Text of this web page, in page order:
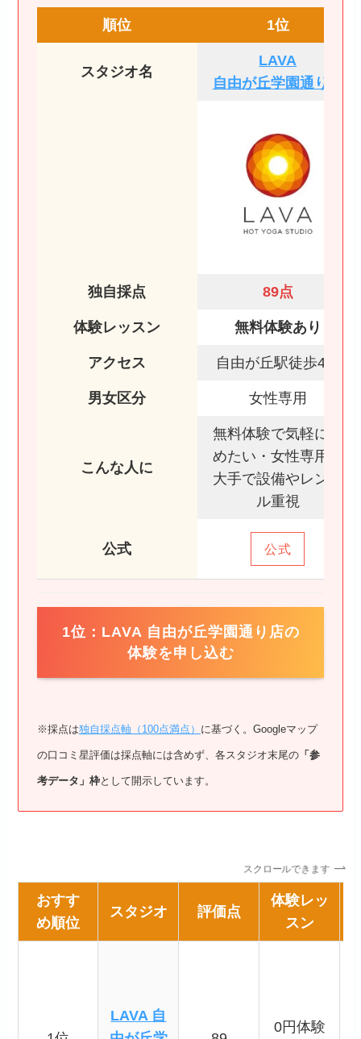
順位 1位
スタジオ名
LAVA
自由が丘学園通り店
独自採点 89点
体験レッスン 無料体験あり
アクセス 自由が丘駅徒歩4分
男女区分 女性専用
こんな人に
無料体験で気軽に始
めたい・女性専用・
大手で設備やレンタ
ル重視
公式 公式
1位：LAVA 自由が丘学園通り店の
体験を申し込む
※採点は独自採点軸（100点満点） に基づく。Googleマップ
の口コミ星評価は採点軸には含めず、各スタジオ末尾の「参
考データ」枠として開示しています。
スクロールできます
おすす
め順位
スタジオ 評価点
体験レッ
スン
LAVA 自
0円体験